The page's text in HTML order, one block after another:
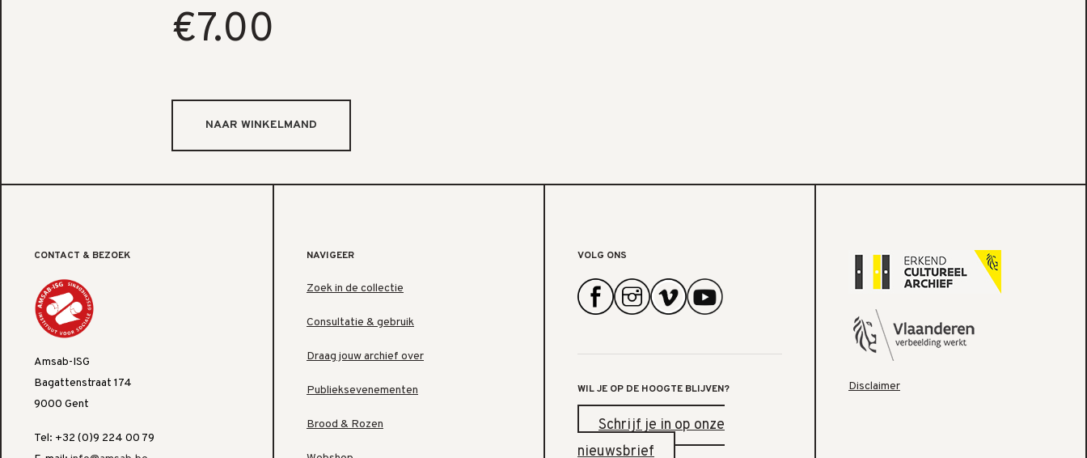
€7.00
CONTACT & BEZOEK
Amsab-ISG
Bagattenstraat 174
9000 Gent
Tel: +32 (0)9 224 00 79
NAVIGEER
Zoek in de collectie
Consultatie & gebruik
Draag jouw archief over
Publieksevenementen
Brood & Rozen
VOLG ONS
WIL JE OP DE HOOGTE BLIJVEN?
Schrijf je in op onze
nieuwsbrief
Disclaimer